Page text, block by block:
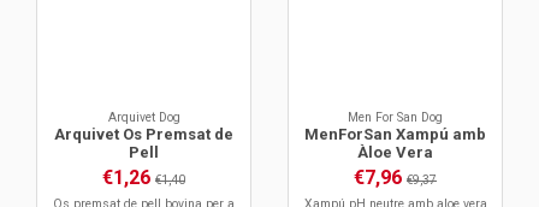
Arquivet Dog
Arquivet Os Premsat de
Pell
€1,26 €1,40
Men For San Dog
MenForSan Xampú amb
Àloe Vera
€7,96 €9,37